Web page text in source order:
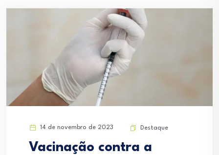
14 de novembro de 2023 Destaque
Vacinação contra a